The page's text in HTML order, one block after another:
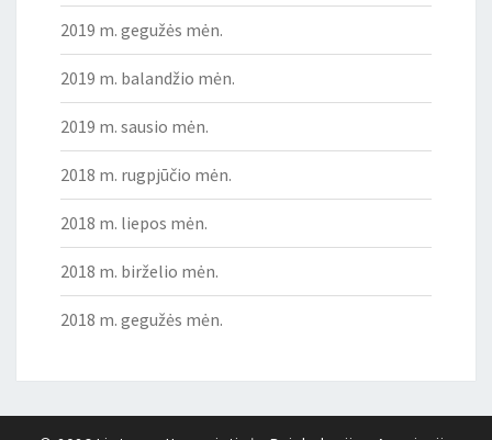
2019 m. gegužės mėn.
2019 m. balandžio mėn.
2019 m. sausio mėn.
2018 m. rugpjūčio mėn.
2018 m. liepos mėn.
2018 m. birželio mėn.
2018 m. gegužės mėn.